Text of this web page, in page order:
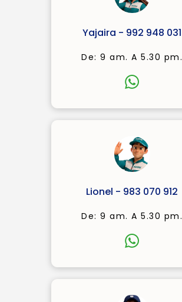
Yajaira - 992 948 031
De: 9 am. A 5.30 pm.
Lionel - 983 070 912
De: 9 am. A 5.30 pm.